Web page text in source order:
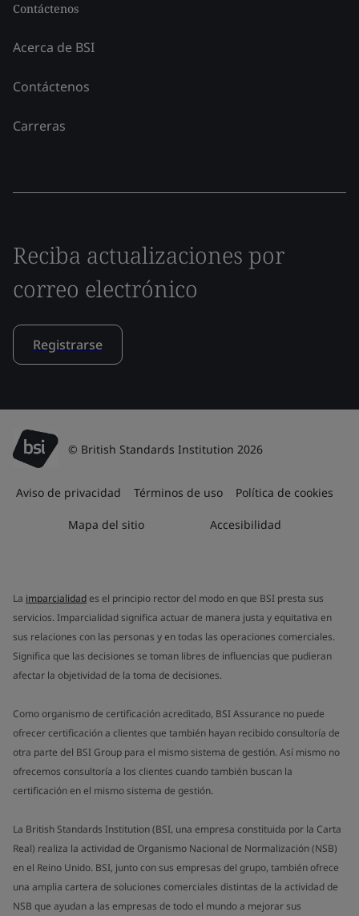
Contáctenos
Acerca de BSI
Contáctenos
Carreras
Reciba actualizaciones por
correo electrónico
Registrarse
© British Standards Institution 2026
Aviso de privacidad Términos de uso Política de cookies
Mapa del sitio Accesibilidad
La imparcialidades el principio rector del modo en que BSI presta sus
servicios. Imparcialidad significa actuar de manera justa y equitativa en
sus relaciones con las personas y en todas las operaciones comerciales.
Significa que las decisiones se toman libres de influencias que pudieran
afectar la objetividad de la toma de decisiones.
Como organismo de certificación acreditado, BSI Assurance no puede
ofrecer certificación a clientes que también hayan recibido consultoría de
otra parte del BSI Group para el mismo sistema de gestión. Así mismo no
ofrecemos consultoría a los clientes cuando también buscan la
certificación en el mismo sistema de gestión.
La British Standards Institution (BSI, una empresa constituida por la Carta
Real) realiza la actividad de Organismo Nacional de Normalización (NSB)
en el Reino Unido. BSI, junto con sus empresas del grupo, también ofrece
una amplia cartera de soluciones comerciales distintas de la actividad de
NSB que ayudan a las empresas de todo el mundo a mejorar sus